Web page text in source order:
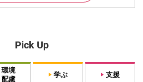
Pick Up
環境
配慮
学ぶ 支援